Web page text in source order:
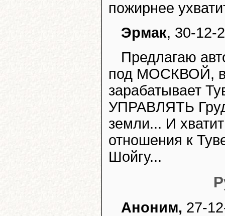
пожирнее
Эрмак, 30-12-
Предлагаю
под МОСКВОЙ, в
зарабатывает
УПРАВЛЯТЬ
земли... И
отношения к
Шойгу...
Аноним, 27-